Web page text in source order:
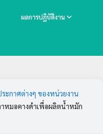
ผลการปฏิบัติงาน
ะกาศต่างๆ ของหน่วยงาน
หมอคางดำเพื่อผลิตน้ำหมัก